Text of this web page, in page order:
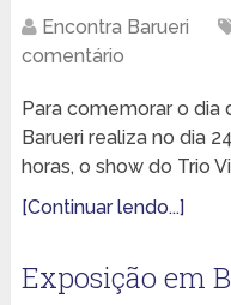
Encontra Barueri
comentário
Para comemorar o dia
Barueri realiza no dia
horas, o show do Trio
[Continuar lendo...]
Exposição em